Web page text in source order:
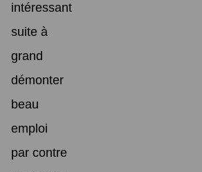
intéressant
suite à
grand
démonter
beau
emploi
par contre